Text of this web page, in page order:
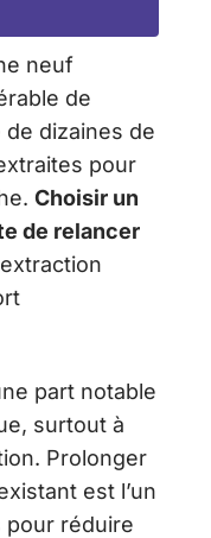
neuf
de
dizaines de
pour
Choisir un
de relancer
part notable
surtout à
Prolonger
est l’un
pour réduire